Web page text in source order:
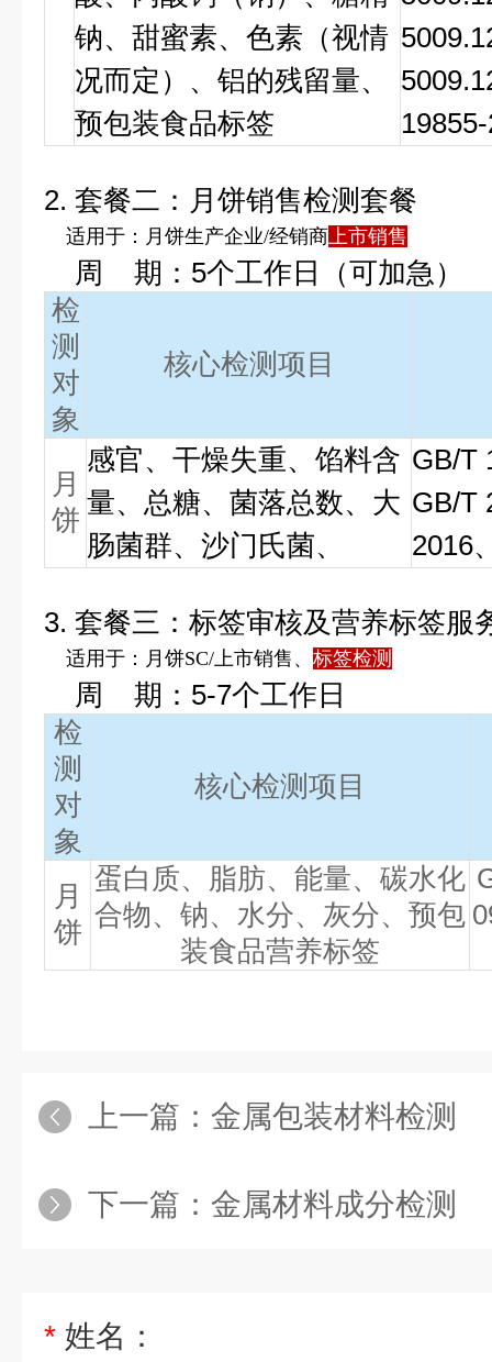
钠、甜蜜素、色素（视情
况而定）、铝的残留量、
预包装食品标签
2. 套餐二：月饼销售检测套餐
适用于：月饼生产企业/经销商上市销售
周 期：5个工作日（可加急）
检
测
对
象
核心检测项目
月
饼
感官、干燥失重、馅料含
量、总糖、菌落总数、大
肠菌群、沙门氏菌、
GB/T
GB/T
2016
3. 套餐三：标签审核及营养标签服
适用于：月饼SC/上市销售、 标签检测
周 期：5-7个工作日
检
测
对
象
核心检测项目
月
饼
蛋白质、脂肪、能量、碳水化
合物、钠、水分、灰分、预包
装食品营养标签
上一篇： 金属包装材料检测
下一篇： 金属材料成分检测
* 姓名：